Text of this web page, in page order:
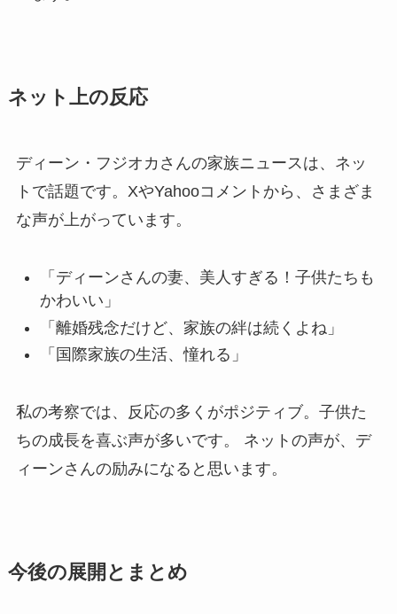
ネット上の反応
ディーン・フジオカさんの家族ニュースは、ネッ
トで話題です。XやYahooコメントから、さまざま
な声が上がっています。
「ディーンさんの妻、美人すぎる！子供たちも
かわいい」
「離婚残念だけど、家族の絆は続くよね」
「国際家族の生活、憧れる」
私の考察では、反応の多くがポジティブ。子供た
ちの成長を喜ぶ声が多いです。 ネットの声が、デ
ィーンさんの励みになると思います。
今後の展開とまとめ